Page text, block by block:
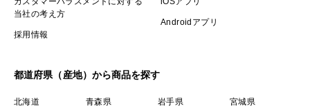
当社の考え方
採用情報
Androidアプリ
都道府県（産地）から商品を探す
北海道 青森県 岩手県
宮城県